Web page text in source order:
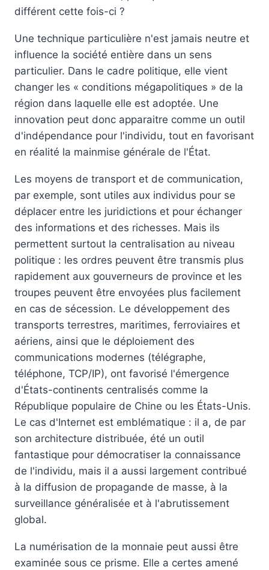
différent cette fois-ci ?
Une technique particulière n'est jamais neutre et
influence la société entière dans un sens
particulier. Dans le cadre politique, elle vient
changer les « conditions mégapolitiques » de la
région dans laquelle elle est adoptée. Une
innovation peut donc apparaitre comme un outil
d'indépendance pour l'individu, tout en favorisant
en réalité la mainmise générale de l'État.
Les moyens de transport et de communication,
par exemple, sont utiles aux individus pour se
déplacer entre les juridictions et pour échanger
des informations et des richesses. Mais ils
permettent surtout la centralisation au niveau
politique : les ordres peuvent être transmis plus
rapidement aux gouverneurs de province et les
troupes peuvent être envoyées plus facilement
en cas de sécession. Le développement des
transports terrestres, maritimes, ferroviaires et
aériens, ainsi que le déploiement des
communications modernes (télégraphe,
téléphone, TCP/IP), ont favorisé l'émergence
d'États-continents centralisés comme la
République populaire de Chine ou les États-Unis.
Le cas d'Internet est emblématique : il a, de par
son architecture distribuée, été un outil
fantastique pour démocratiser la connaissance
de l'individu, mais il a aussi largement contribué
à la diffusion de propagande de masse, à la
surveillance généralisée et à l'abrutissement
global.
La numérisation de la monnaie peut aussi être
examinée sous ce prisme. Elle a certes amené